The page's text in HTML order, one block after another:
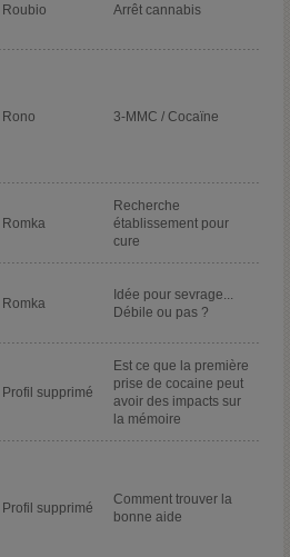
Roubio Arrêt cannabis
Rono 3-MMC / Cocaïne
Romka
Recherche
établissement pour
cure
Romka
Idée pour sevrage...
Débile ou pas ?
Profil supprimé
Est ce que la première
prise de cocaine peut
avoir des impacts sur
la mémoire
Profil supprimé
Comment trouver la
bonne aide